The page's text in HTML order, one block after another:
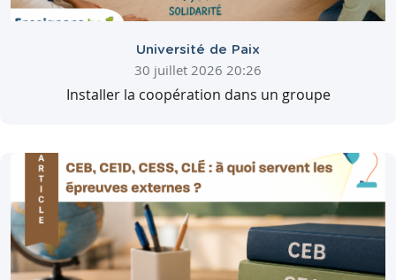
Université de Paix
30 juillet 2026 20:26
Installer la coopération dans un groupe